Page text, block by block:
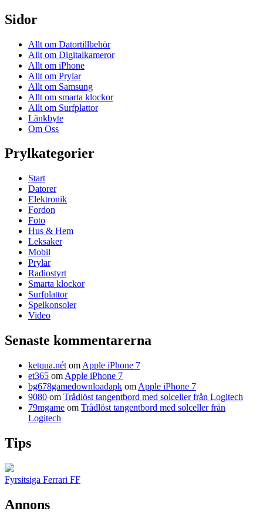
Sidor
Allt om Datortillbehör
Allt om Digitalkameror
Allt om iPhone
Allt om Prylar
Allt om Samsung
Allt om smarta klockor
Allt om Surfplattor
Länkbyte
Om Oss
Prylkategorier
Start
Datorer
Elektronik
Fordon
Foto
Hus & Hem
Leksaker
Mobil
Prylar
Radiostyrt
Smarta klockor
Surfplattor
Spelkonsoler
Video
Senaste kommentarerna
ketqua.nét om Apple iPhone 7
et365 om Apple iPhone 7
bg678gamedownloadapk om Apple iPhone 7
9080 om Trådlöst tangentbord med solceller från Logitech
79mgame om Trådlöst tangentbord med solceller från
Logitech
Tips
Fyrsitsiga Ferrari FF
Annons